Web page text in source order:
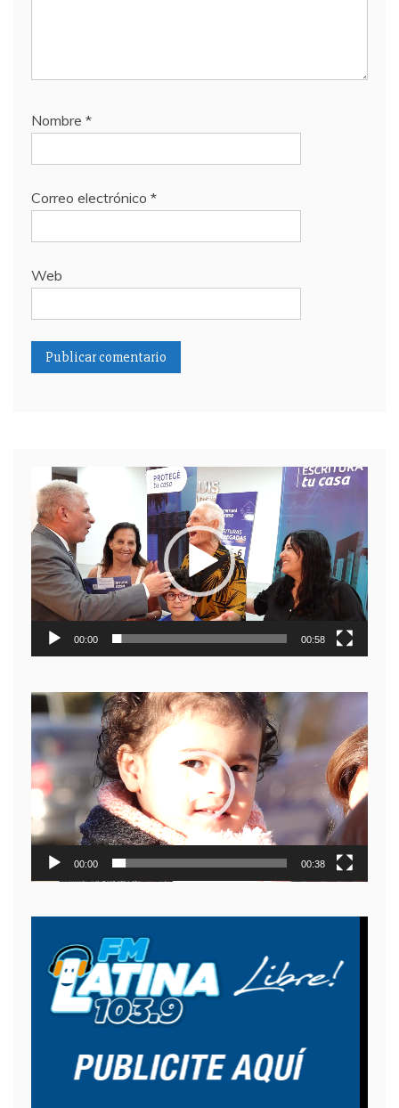
Nombre *
Correo electrónico *
Web
Reproductor
de
video
00:00 00:58
Reproductor
de
video
00:00 00:38